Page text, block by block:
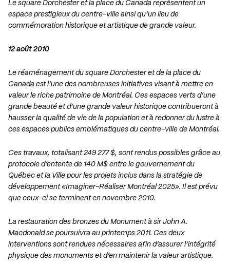
Le square Dorchester et la place du Canada représentent un
espace prestigieux du centre-ville ainsi qu’un lieu de
commémoration historique et artistique de grande valeur.
12 août 2010
Le réaménagement du square Dorchester et de la place du
Canada est l’une des nombreuses initiatives visant à mettre en
valeur le riche patrimoine de Montréal. Ces espaces verts d’une
grande beauté et d’une grande valeur historique contribueront à
hausser la qualité de vie de la population et à redonner du lustre à
ces espaces publics emblématiques du centre-ville de Montréal.
Ces travaux, totalisant 249 277 $, sont rendus possibles grâce au
protocole d’entente de 140 M$ entre le gouvernement du
Québec et la Ville pour les projets inclus dans la stratégie de
développement «Imaginer-Réaliser Montréal 2025». Il est prévu
que ceux-ci se terminent en novembre 2010.
La restauration des bronzes du Monument à sir John A.
Macdonald se poursuivra au printemps 2011. Ces deux
interventions sont rendues nécessaires afin d’assurer l’intégrité
physique des monuments et d’en maintenir la valeur artistique.